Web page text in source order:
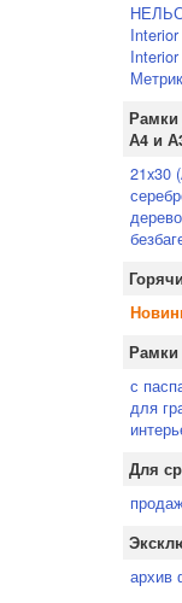
Рамки
А4 и
21x30
дерево
Рамки
с
для
Для
архив